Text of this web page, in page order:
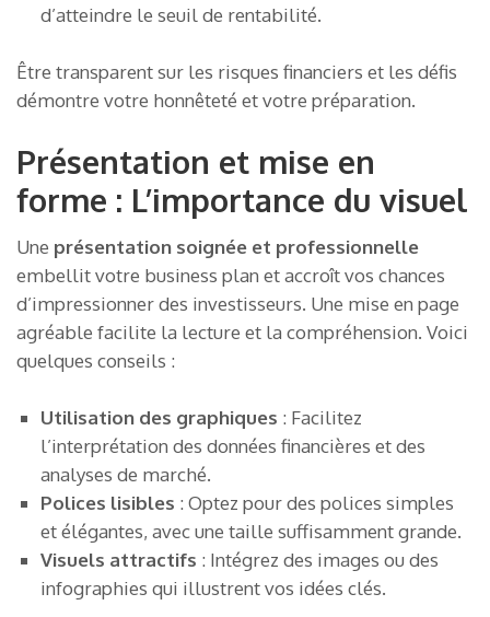
d’atteindre le seuil de rentabilité.
Être transparent sur les risques financiers et les défis
démontre votre honnêteté et votre préparation.
Présentation et mise en
forme : L’importance du visuel
Une présentation soignée et professionnelle
embellit votre business plan et accroît vos chances
d’impressionner des investisseurs. Une mise en page
agréable facilite la lecture et la compréhension. Voici
quelques conseils :
Utilisation des graphiques : Facilitez
l’interprétation des données financières et des
analyses de marché.
Polices lisibles : Optez pour des polices simples
et élégantes, avec une taille suffisamment grande.
Visuels attractifs : Intégrez des images ou des
infographies qui illustrent vos idées clés.